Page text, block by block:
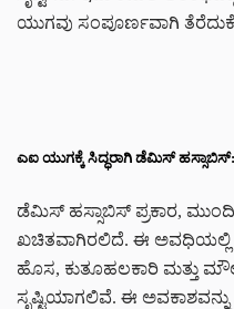
ಯುಗವು ಸಂಪೂರ್ಣವಾಗಿ
ಎಐ ಯುಗಕ್ಕೆ ಸಿದ್ಧರಾಗಿ ಡೆಮಿಸ್ ಹಸ್ಸಾಬಿಸ್:
ಡೆಮಿಸ್ ಹಸ್ಸಾಬಿಸ್ ಪ್ರಕಾರ,
ಖಚಿತವಾಗಿರಲಿದೆ. ಈ ಅವಧಿಯಲ್ಲಿ
ಹೊಸ, ಕುತೂಹಲಕಾರಿ ಮತ್ತು
ಸೃಷ್ಟಿಯಾಗಲಿವೆ. ಈ